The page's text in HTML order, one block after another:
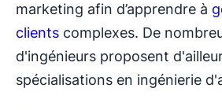
marketing afin d’apprendre à
clients complexes. De
d'ingénieurs proposent
spécialisations en ingénierie